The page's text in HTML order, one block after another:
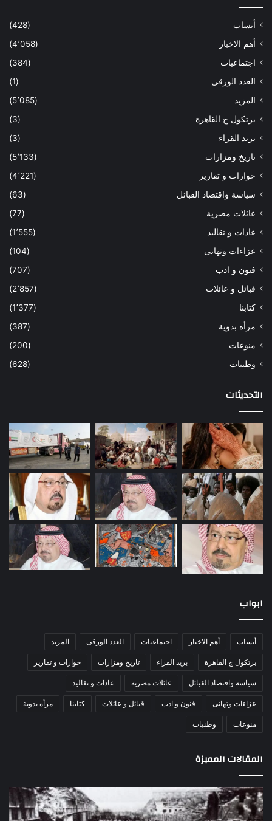
أنساب
(428)
أهم الاخبار
(4٬058)
اجتماعيات
(384)
العدد الورقى
(1)
المزيد
(5٬085)
برتكول ج القاهرة
(3)
بريد القراء
(3)
تاريخ ومزارات
(5٬133)
حوارات و تقارير
(4٬221)
سياسة واقتصاد القبائل
(63)
عائلات مصرية
(77)
عادات و تقاليد
(1٬555)
عزاءات وتهانى
(104)
فنون و ادب
(707)
قبائل و عائلات
(2٬857)
كتابنا
(1٬377)
مرأه بدوية
(387)
منوعات
(200)
وطنيات
(628)
التحديثات
ابواب
أنساب أهم الاخبار اجتماعيات العدد الورقى المزيد
برتكول ج القاهرة بريد القراء تاريخ ومزارات حوارات و تقارير
سياسة واقتصاد القبائل عائلات مصرية عادات و تقاليد
عزاءات وتهانى فنون و ادب قبائل و عائلات كتابنا مرأه بدوية
منوعات وطنيات
المقالات المميزة
مذبحة
اللد..
القصة